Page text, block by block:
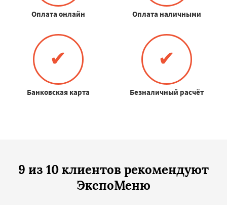
Оплата онлайн Оплата наличными
✔
Банковская карта
✔
Безналичный расчёт
9 из 10 клиентов рекомендуют
ЭкспоМеню